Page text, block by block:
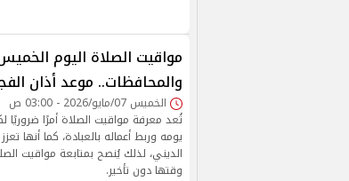
مواقيت الصلاة اليوم
والمحافظات.. موعد أذان
الخميس 07/مايو/2026 - 03:00 ص
تُعد معرفة مواقيت الصلاة أمرًا
يومه وربط أعماله بالعبادة، كما أنها
الديني، لذلك يُنصح بمتابعة مواقيت
وقتها دون تأخير.